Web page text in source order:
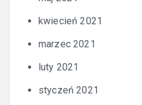
kwiecień 2021
marzec 2021
luty 2021
styczeń 2021